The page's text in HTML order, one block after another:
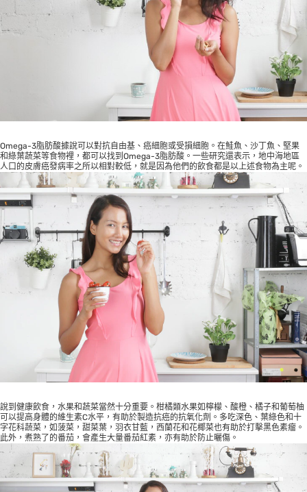
Omega-3脂肪酸據說可以對抗自由基、癌細胞或受損細胞。在鮭魚、沙丁魚、堅果
和綠葉蔬菜等食物裡，都可以找到Omega-3脂肪酸。一些研究還表示，地中海地區
人口的皮膚癌發病率之所以相對較低，就是因為他們的飲食都是以上述食物為主呢。
說到健康飲食，水果和蔬菜當然十分重要。柑橘類水果如檸檬、酸橙、橘子和葡萄柚
可以提高身體的維生素C水平，有助於製造抗癌的抗氧化劑。多吃深色、葉綠色和十
字花科蔬菜，如菠菜，甜菜葉，羽衣甘藍，西蘭花和花椰菜也有助於打擊黑色素瘤。
此外，煮熟了的番茄，會產生大量番茄紅素，亦有助於防止曬傷。